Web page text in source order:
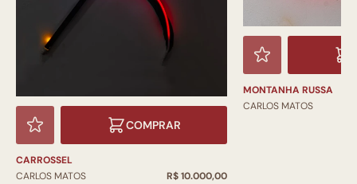
COMPRAR
CARROSSEL
CARLOS MATOS
R$ 10.000,00
MONTANHA RUSSA
CARLOS MATOS